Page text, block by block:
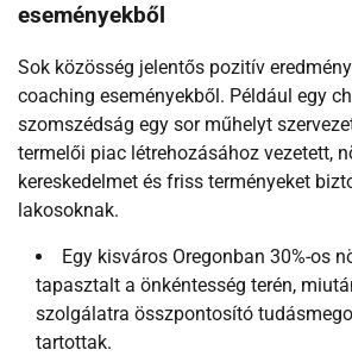
eseményekből
Sok közösség jelentős pozitív
coaching eseményekből. Például egy
szomszédság egy sor műhelyt
termelői piac létrehozásához vezetett,
kereskedelmet és friss terményeket
lakosoknak.
Egy kisváros Oregonban 30%-os
tapasztalt a önkéntesség terén,
szolgálatra összpontosító
tartottak.